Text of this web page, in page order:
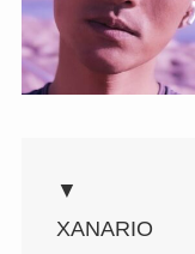
▼
XANARIO